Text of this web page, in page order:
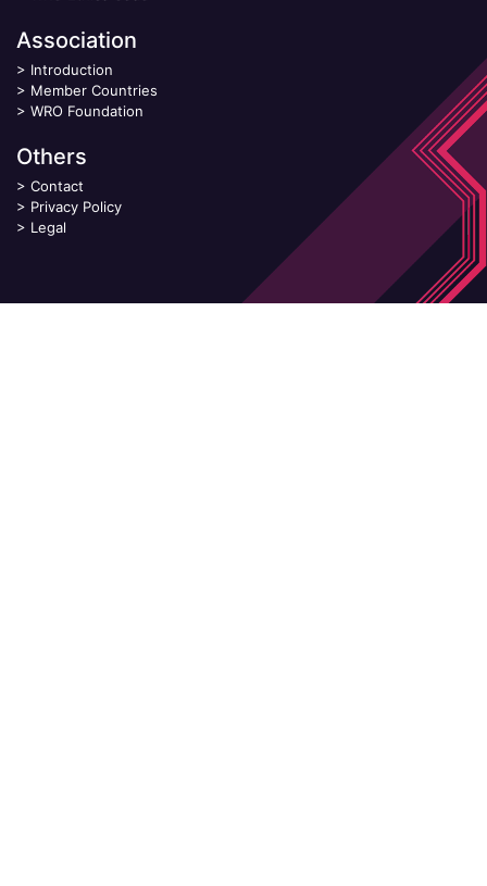
Association
> Introduction
> Member Countries
> WRO Foundation
Others
> Contact
> Privacy Policy
> Legal